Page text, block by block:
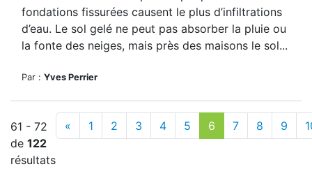
fondations fissurées causent le plus d’infiltrations
d’eau. Le sol gelé ne peut pas absorber la pluie ou
la fonte des neiges, mais près des maisons le sol...
Par : Yves Perrier
61 - 72
de 122
résultats
« 1 2 3 4 5 6 7 8 9